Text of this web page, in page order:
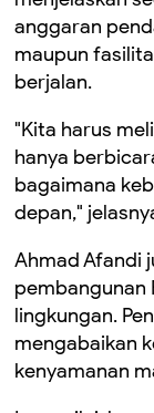
anggaran
maupun
berjalan.
"Kita harus
hanya
bagaimana
depan,"
Ahmad Afandi
pembangunan
lingkungan.
mengabaikan
kenyamanan